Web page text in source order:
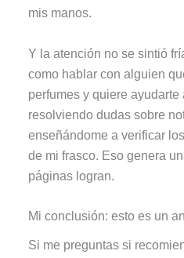
mis manos.
Y la atención no se sintió
como hablar con alguien
perfumes y quiere ayudarte
resolviendo dudas sobre
enseñándome a verificar
de mi frasco. Eso genera
páginas logran.
Mi conclusión: esto es un
Si me preguntas si